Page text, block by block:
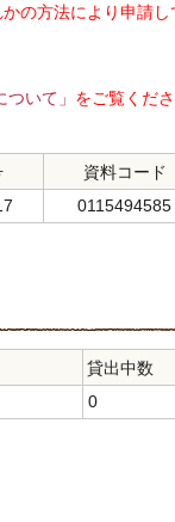
の方法により申請し
いて」 をご覧くだ
資料コード
0115494585
貸出中数
0